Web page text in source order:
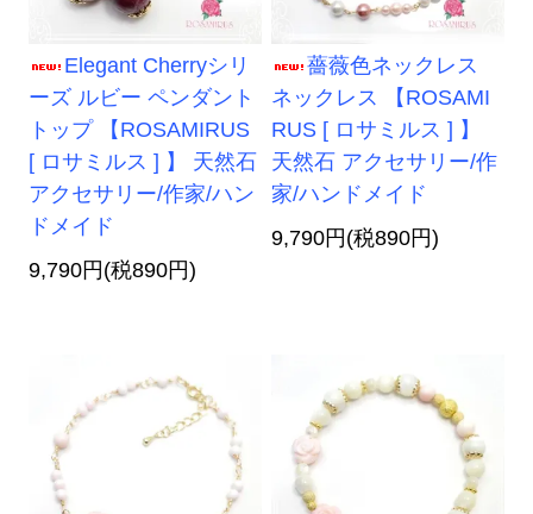
Elegant Cherryシリ
ーズ ルビー ペンダント
トップ 【ROSAMIRUS
[ ロサミルス ] 】 天然石
アクセサリー/作家/ハン
ドメイド
9,790円(税890円)
薔薇色ネックレス
ネックレス 【ROSAMI
RUS [ ロサミルス ] 】
天然石 アクセサリー/作
家/ハンドメイド
9,790円(税890円)